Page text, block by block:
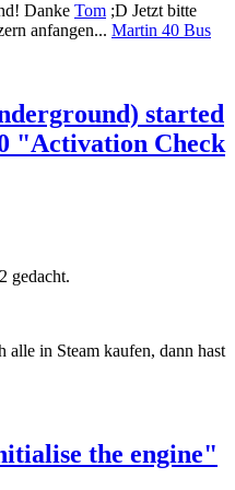
Danke Tom ;D Jetzt bitte
anfangen... Martin 40 Bus
started
"Activation Check
gedacht.
alle in Steam kaufen, dann hast
the engine"